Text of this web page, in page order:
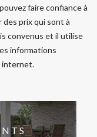
faire confiance à
des prix qui sont à
convenus et il utilise
informations
internet.